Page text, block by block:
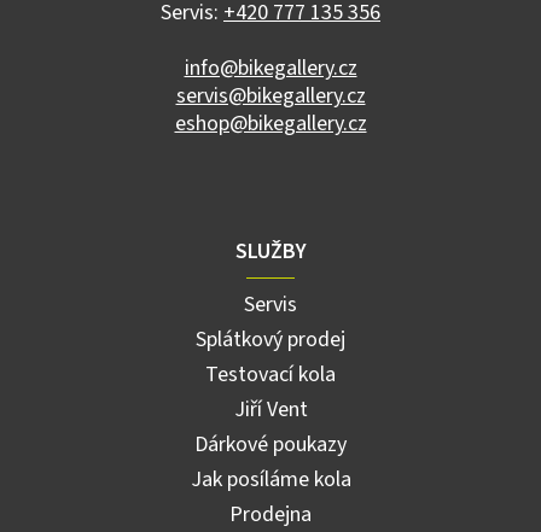
v
y
v
ý
p
Servis: +420 777 135 356
info@bikegallery.cz
servis@bikegallery.cz
eshop@bikegallery.cz
SLUŽBY
Servis
Splátkový prodej
Testovací kola
Jiří Vent
Dárkové poukazy
Jak posíláme kola
Prodejna